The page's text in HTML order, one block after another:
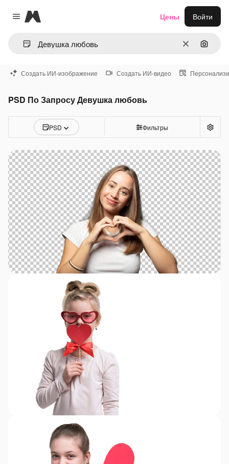
Close menu
Magnific
ОчиститьПоиск
Цены Войти
Создать ИИ-изображение Создать ИИ-видео
PSD По Запросу Девушка любовь
PSD Фильтры